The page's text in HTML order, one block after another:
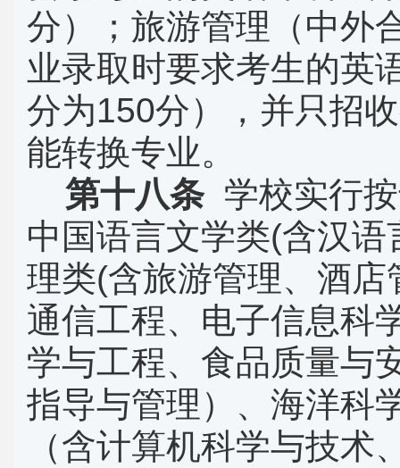
分）；旅游管理（中外
业录取时要求考生的英
分为150分），并只招
能转换专业。
第十八条 学校实行
中国语言文学类(含汉语
理类(含旅游管理、酒
通信工程、电子信息科
学与工程、食品质量与
指导与管理）、海洋科
（含计算机科学与技